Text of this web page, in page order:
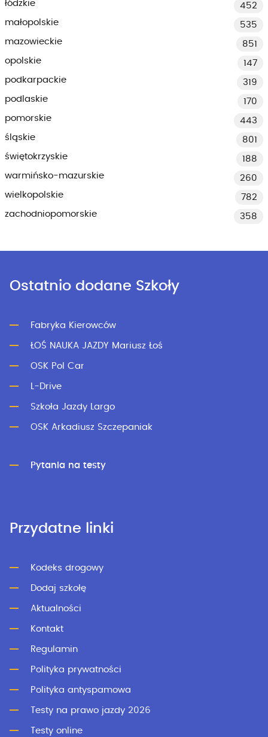
łódzkie
452
małopolskie
535
mazowieckie
851
opolskie
147
podkarpackie
319
podlaskie
170
pomorskie
443
śląskie
801
świętokrzyskie
188
warmińsko-mazurskie
260
wielkopolskie
782
zachodniopomorskie
358
Ostatnio dodane Szkoły
Fabryka Kierowców
ŁOŚ NAUKA JAZDY Mariusz Łoś
OSK Pol Car
L-Drive
Szkoła Jazdy Largo
OSK Arkadiusz Szczepaniak
Pytania na testy
Przydatne linki
Kodeks drogowy
Dodaj szkołę
Aktualności
Kontakt
Regulamin
Polityka prywatności
Polityka antyspamowa
Testy na prawo jazdy 2026
Testy online